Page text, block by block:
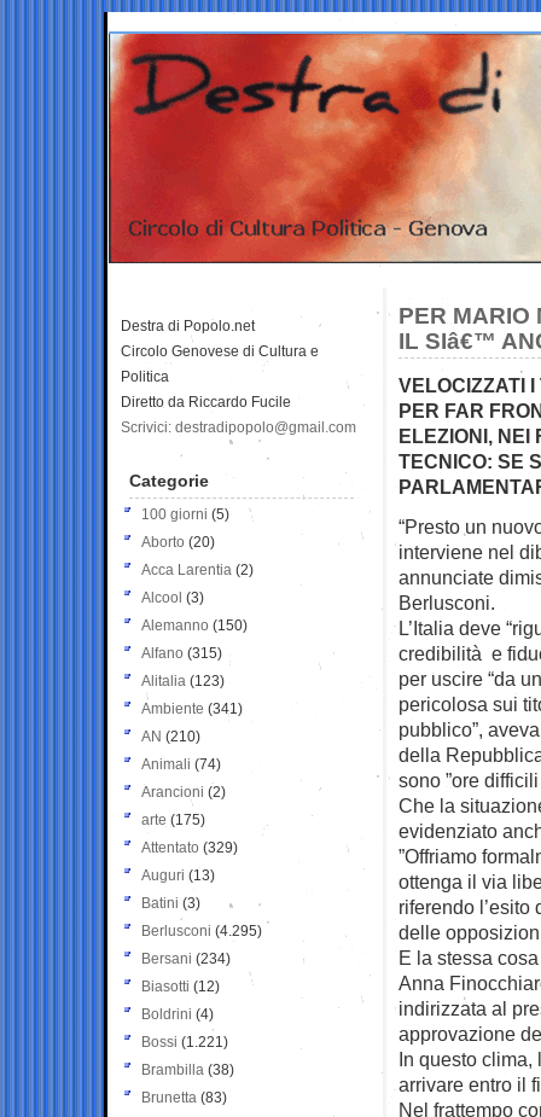
PER MARIO
IL SIâ€™
VELOCIZZATI I
PER FAR
ELEZIONI, NEI
TECNICO: SE
“Presto un
interviene nel
annunciate
Berlusconi.
L’Italia deve
credibilità e
per uscire “da
pericolosa sui
pubblico”,
della
sono ”ore
Che la
evidenziato
”Offriamo
ottenga il via
riferendo
delle
E la stessa
Anna
indirizzata al
approvazione
In questo clima,
arrivare entro il
Nel frattempo
Destra di Popolo.net
Circolo Genovese di Cultura e
Politica
Diretto da Riccardo Fucile
Scrivici: destradipopolo@gmail.com
Categorie
100 giorni (5)
Aborto (20)
Acca Larentia (2)
Alcool (3)
Alemanno (150)
Alfano (315)
Alitalia (123)
Ambiente (341)
AN (210)
Animali (74)
Arancioni (2)
arte (175)
Attentato (329)
Auguri (13)
Batini (3)
Berlusconi (4.295)
Bersani (234)
Biasotti (12)
Boldrini (4)
Bossi (1.221)
Brambilla (38)
Brunetta (83)